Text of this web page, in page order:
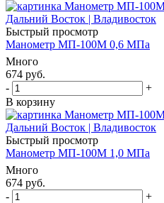
Быстрый просмотр
Манометр МП-100М 0,6 МПа
Много
674 руб.
-
+
В корзину
Быстрый просмотр
Манометр МП-100М 1,0 МПа
Много
674 руб.
-
+